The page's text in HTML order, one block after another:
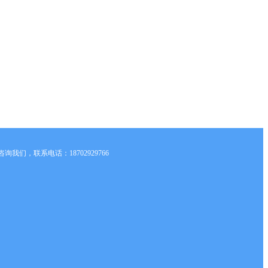
我们，联系电话：18702929766